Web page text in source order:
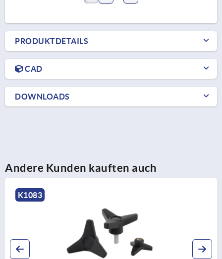
PRODUKTDETAILS
CAD
DOWNLOADS
Andere Kunden kauften auch